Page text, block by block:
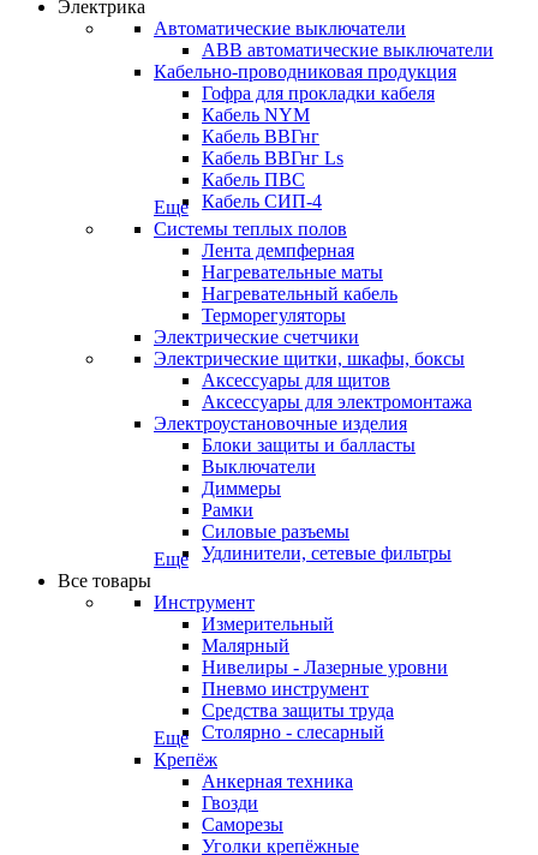
Электрика
Автоматические выключатели
ABB автоматические выключатели
Кабельно-проводниковая продукция
Гофра для прокладки кабеля
Кабель NYM
Кабель ВВГнг
Кабель ВВГнг Ls
Кабель ПВС
Кабель СИП-4
Еще
Системы теплых полов
Лента демпферная
Нагревательные маты
Нагревательный кабель
Терморегуляторы
Электрические счетчики
Электрические щитки, шкафы, боксы
Аксессуары для щитов
Аксессуары для электромонтажа
Электроустановочные изделия
Блоки защиты и балласты
Выключатели
Диммеры
Рамки
Силовые разъемы
Удлинители, сетевые фильтры
Еще
Все товары
Инструмент
Измерительный
Малярный
Нивелиры - Лазерные уровни
Пневмо инструмент
Средства защиты труда
Столярно - слесарный
Еще
Крепёж
Анкерная техника
Гвозди
Саморезы
Уголки крепёжные